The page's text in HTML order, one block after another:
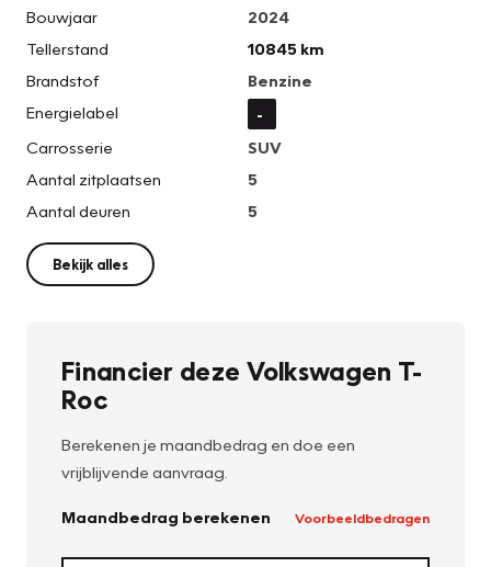
Bouwjaar
2024
Tellerstand
10845 km
Brandstof
Benzine
Energielabel
-
Carrosserie
SUV
Aantal zitplaatsen
5
Aantal deuren
5
Bekijk alles
Financier deze Volkswagen T-
Roc
Berekenen je maandbedrag en doe een
vrijblijvende aanvraag.
Maandbedrag berekenen Voorbeeldbedragen